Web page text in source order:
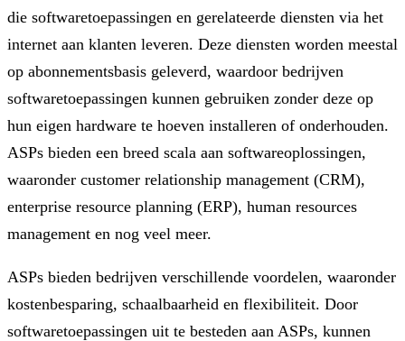
die softwaretoepassingen en gerelateerde diensten via het
internet aan klanten leveren. Deze diensten worden meestal
op abonnementsbasis geleverd, waardoor bedrijven
softwaretoepassingen kunnen gebruiken zonder deze op
hun eigen hardware te hoeven installeren of onderhouden.
ASPs bieden een breed scala aan softwareoplossingen,
waaronder customer relationship management (CRM),
enterprise resource planning (ERP), human resources
management en nog veel meer.
ASPs bieden bedrijven verschillende voordelen, waaronder
kostenbesparing, schaalbaarheid en flexibiliteit. Door
softwaretoepassingen uit te besteden aan ASPs, kunnen